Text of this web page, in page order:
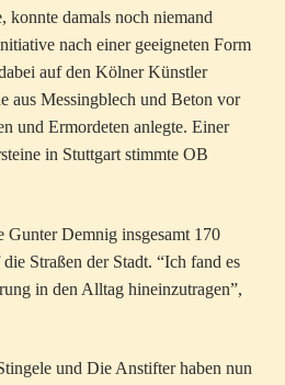
konnte damals noch niemand
nach einer geeigneten Form
auf den Kölner Künstler
aus Messingblech und Beton vor
und Ermordeten anlegte. Einer
in Stuttgart stimmte OB
Gunter Demnig insgesamt 170
Straßen der Stadt. “Ich fand es
in den Alltag hineinzutragen”,
und Die Anstifter haben nun